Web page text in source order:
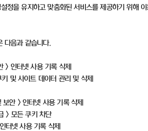
정을 유지하고 맞춤화된 서비스를 제공하기 위해 이
다음과 같습니다.
> 인터넷 사용 기록 삭제
키 및 사이트 데이터 관리 및 삭제
보안> 인터넷 사용 기록 삭제
> 모든 쿠키 차단
인터넷 사용 기록 삭제